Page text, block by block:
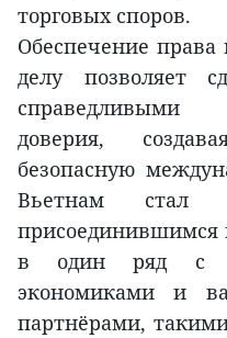
торговых споров.
Обеспечение
делу позволяет
доверия,
безопасную
Вьетнам
присоединившимся
в один ряд с
экономиками и
партнёрами,